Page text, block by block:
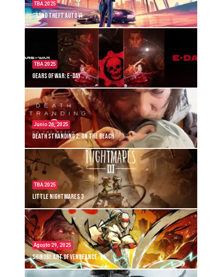
TBA 2025
Grand Theft Auto VI
TBA 2025
Gears of War: E-Day
Junio 26, 2025
Death Stranding 2: On the Beach
TBA 2025
Little Nightmares 3
Agosto 29, 2025
Shinobi: Art of Vengeance